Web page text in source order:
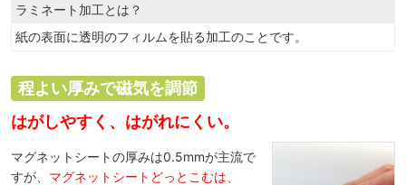
ラミネート加工とは？
紙の表面に透明のフィルムを貼る加工のことです。
程よい厚みで磁気を調節
はがしやすく、はがれにくい。
マグネットシートの厚みは0.5mmが主流で
すが、 マグネットシートどっとこむは、